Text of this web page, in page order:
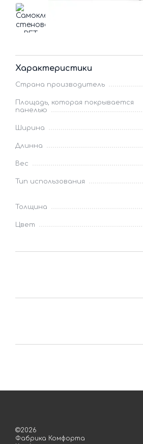
Характеристики
Страна производитель
Площадь, которая покрывается
панелью
Ширина
Длинна
Вес
Тип использования
Толщина
Цвет
©2026
Фабрика Комфорта